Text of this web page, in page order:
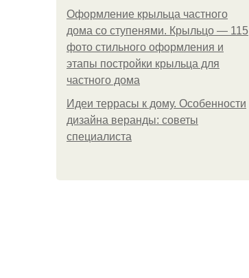
Оформление крыльца частного
дома со ступенями. Крыльцо — 115
фото стильного оформления и
этапы постройки крыльца для
частного дома
Идеи террасы к дому. Особенности
дизайна веранды: советы
специалиста